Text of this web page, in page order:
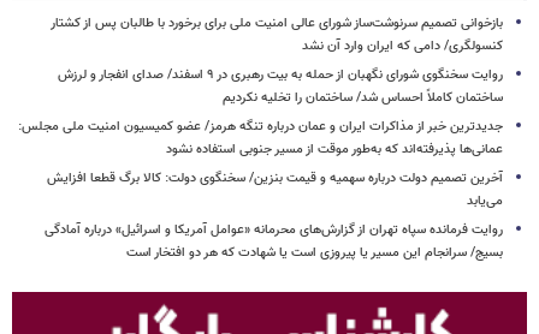
بازخوانی تصمیم سرنوشت‌ساز شورای عالی امنیت ملی برای برخورد با طالبان پس از کشتار
کنسولگری/ دامی که ایران وارد آن نشد
روایت سخنگوی شورای نگهبان از حمله به بیت رهبری در ۹ اسفند/ صدای انفجار و لرزش
ساختمان کاملاً احساس شد/ ساختمان را تخلیه نکردیم
جدیدترین خبر از مذاکرات ایران و عمان درباره تنگه هرمز/ عضو کمیسیون امنیت ملی مجلس:
عمانی‌ها پذیرفته‌اند که به‌طور موقت از مسیر جنوبی استفاده نشود
آخرین تصمیم دولت درباره سهمیه و قیمت بنزین/ سخنگوی دولت: کالا برگ قطعا افزایش
می‌یابد
روایت فرمانده سپاه تهران از گزارش‌های محرمانه «عوامل آمریکا و اسرائیل» درباره آمادگی
بسیج/ سرانجام این مسیر یا پیروزی است یا شهادت که هر دو افتخار است